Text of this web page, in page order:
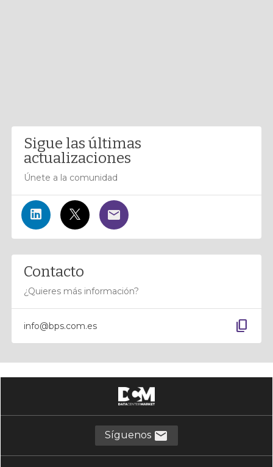
Sigue las últimas
actualizaciones
Únete a la comunidad
Contacto
¿Quieres más información?
info@bps.com.es content_copy
Síguenos